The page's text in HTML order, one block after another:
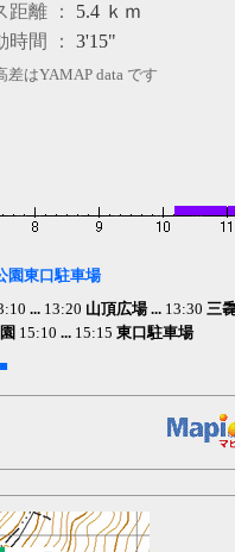
距離 ：
5.4 ｋｍ
時間 ：
3'15"
差はYAMAP data です
園東口駐車場
... 13:20 山頂広場 ... 13:30 三
15:10 ... 15:15 東口駐車場
■